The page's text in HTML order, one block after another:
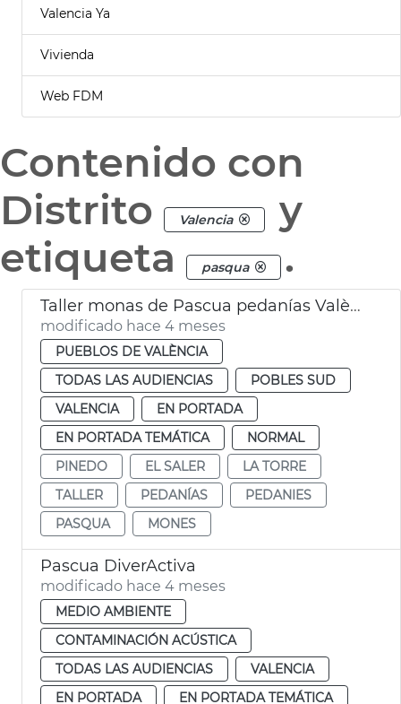
Valencia Ya
Vivienda
Web FDM
Contenido con
Distrito
Valencia
y
etiqueta
pasqua .
Taller monas de Pascua pedanías València
modificado hace 4 meses
PUEBLOS DE VALÈNCIA
TODAS LAS AUDIENCIAS
POBLES SUD
VALENCIA
EN PORTADA
EN PORTADA TEMÁTICA
NORMAL
PINEDO
EL SALER
LA TORRE
TALLER
PEDANÍAS
PEDANIES
PASQUA
MONES
Pascua DiverActiva
modificado hace 4 meses
MEDIO AMBIENTE
CONTAMINACIÓN ACÚSTICA
TODAS LAS AUDIENCIAS
VALENCIA
EN PORTADA
EN PORTADA TEMÁTICA